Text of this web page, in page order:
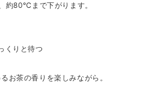
約80℃まで下がります。
くりと待つ
お茶の香りを楽しみながら。